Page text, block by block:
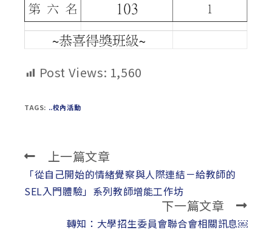
Post Views: 1,560
TAGS: ..校內活動
Read
more
articles
上一篇文章
「從自己開始的情緒覺察與人際連結－給教師的
SEL入門體驗」系列教師增能工作坊
下一篇文章
轉知：大學招生委員會聯合會相關訊息￼